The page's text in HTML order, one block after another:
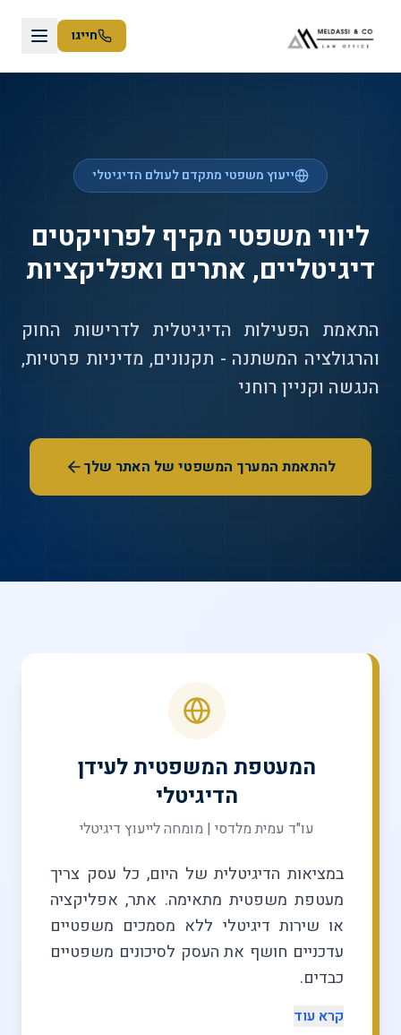
חייגו
ייעוץ משפטי מתקדם לעולם הדיגיטלי
ליווי משפטי מקיף לפרויקטים
דיגיטליים, אתרים ואפליקציות
התאמת הפעילות הדיגיטלית לדרישות החוק
והרגולציה המשתנה - תקנונים, מדיניות פרטיות,
הנגשה וקניין רוחני
להתאמת המערך המשפטי של האתר שלך
המעטפת המשפטית לעידן
הדיגיטלי
עו"ד עמית מלדסי | מומחה לייעוץ דיגיטלי
במציאות הדיגיטלית של היום, כל עסק צריך
מעטפת משפטית מתאימה. אתר, אפליקציה
או שירות דיגיטלי ללא מסמכים משפטיים
עדכניים חושף את העסק לסיכונים משפטיים
כבדים.
קרא עוד